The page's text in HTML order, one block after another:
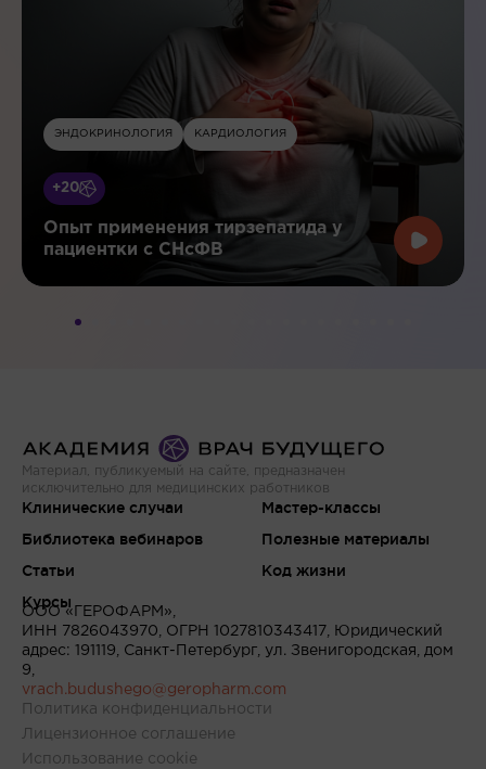
ЭНДОКРИНОЛОГИЯ КАРДИОЛОГИЯ
+20
Опыт применения тирзепатида у
пациентки с СНсФВ
Материал, публикуемый на сайте, предназначен
исключительно для медицинских работников
Клинические случаи
Библиотека вебинаров
Статьи
Курсы
Мастер-классы
Полезные материалы
Код жизни
ООО «ГЕРОФАРМ»,
ИНН 7826043970, ОГРН 1027810343417, Юридический
адрес: 191119, Санкт-Петербург, ул. Звенигородская, дом
9,
vrach.budushego@geropharm.com
Политика конфиденциальности
Лицензионное соглашение
Использование cookie